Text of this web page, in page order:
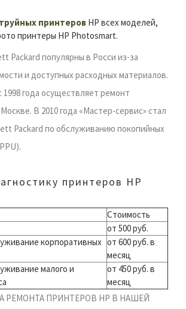
принтеров HP всех моделей,
принтеры HP Photosmart.
Packard популярны в Росси из-за
и доступных расходных материалов.
года осуществляет ремонт
В 2010 года «Мастер-сервис» стал
Packard по обслуживанию покопийных
принтеров HP
Стоимость
от 500 руб.
корпоративных от 600 руб. в
месяц
малого и
от 450 руб. в
месяц
РЕМОНТА ПРИНТЕРОВ HP В НАШЕЙ